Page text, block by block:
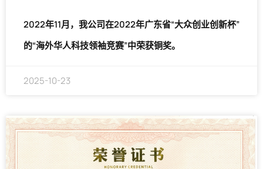
2022年11月，我公司在2022年广东省“大众创业创新杯”
的“海外华人科技领袖竞赛”中荣获铜奖。
2025-10-23